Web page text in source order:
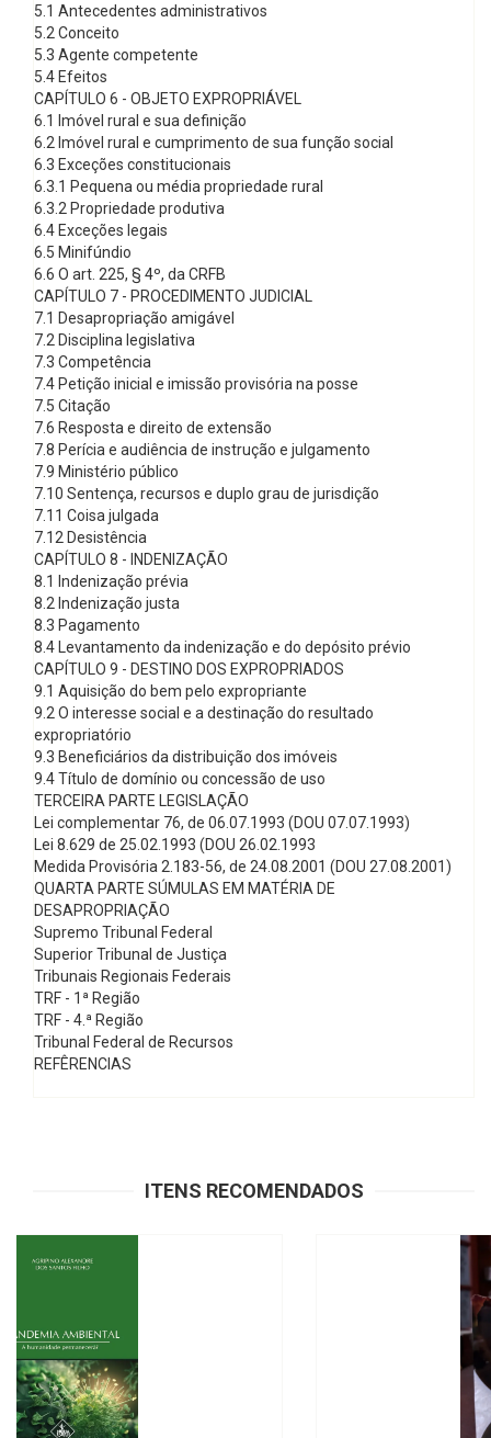
5.1 Antecedentes administrativos
5.2 Conceito
5.3 Agente competente
5.4 Efeitos
CAPÍTULO 6 - OBJETO EXPROPRIÁVEL
6.1 Imóvel rural e sua definição
6.2 Imóvel rural e cumprimento de sua função social
6.3 Exceções constitucionais
6.3.1 Pequena ou média propriedade rural
6.3.2 Propriedade produtiva
6.4 Exceções legais
6.5 Minifúndio
6.6 O art. 225, § 4º, da CRFB
CAPÍTULO 7 - PROCEDIMENTO JUDICIAL
7.1 Desapropriação amigável
7.2 Disciplina legislativa
7.3 Competência
7.4 Petição inicial e imissão provisória na posse
7.5 Citação
7.6 Resposta e direito de extensão
7.8 Perícia e audiência de instrução e julgamento
7.9 Ministério público
7.10 Sentença, recursos e duplo grau de jurisdição
7.11 Coisa julgada
7.12 Desistência
CAPÍTULO 8 - INDENIZAÇÃO
8.1 Indenização prévia
8.2 Indenização justa
8.3 Pagamento
8.4 Levantamento da indenização e do depósito prévio
CAPÍTULO 9 - DESTINO DOS EXPROPRIADOS
9.1 Aquisição do bem pelo expropriante
9.2 O interesse social e a destinação do resultado
expropriatório
9.3 Beneficiários da distribuição dos imóveis
9.4 Título de domínio ou concessão de uso
TERCEIRA PARTE LEGISLAÇÃO
Lei complementar 76, de 06.07.1993 (DOU 07.07.1993)
Lei 8.629 de 25.02.1993 (DOU 26.02.1993
Medida Provisória 2.183-56, de 24.08.2001 (DOU 27.08.2001)
QUARTA PARTE SÚMULAS EM MATÉRIA DE
DESAPROPRIAÇÃO
Supremo Tribunal Federal
Superior Tribunal de Justiça
Tribunais Regionais Federais
TRF - 1ª Região
TRF - 4.ª Região
Tribunal Federal de Recursos
REFÊRENCIAS
ITENS RECOMENDADOS